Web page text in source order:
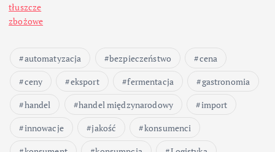
tłuszcze
zbożowe
automatyzacja bezpieczeństwo
cena
ceny
eksport fermentacja
gastronomia
handel
handel międzynarodowy
import
innowacje
jakość
konsumenci